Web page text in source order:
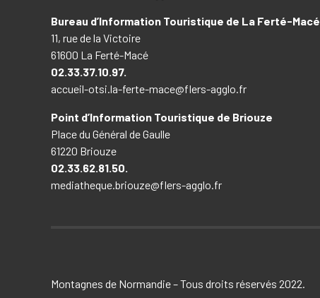
Bureau d’Information Touristique de La Ferté-Macé
11, rue de la Victoire
61600 La Ferté-Macé
02.33.37.10.97.
accueil-otsi.la-ferte-mace@flers-agglo.fr
Point d’Information Touristique de Briouze
Place du Général de Gaulle
61220 Briouze
02.33.62.81.50.
mediatheque.briouze@flers-agglo.fr
Montagnes de Normandie – Tous droits réservés 2022.